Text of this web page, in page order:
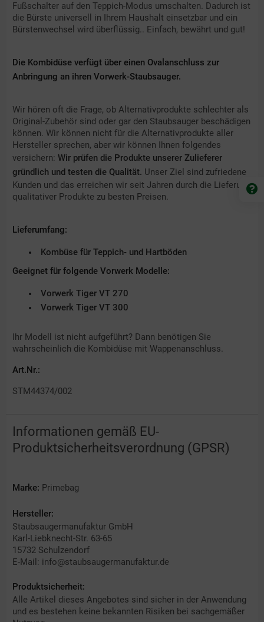
Fußschalter auf den Teppich-Modus umschalten. Dadurch ist
die Bürste universell in Ihrem Haushalt einsetzbar und ein
Bürstenwechsel wird überflüssig.. Einfach, bewährt und gut!
Die Kombidüse verfügt über einen Ovalanschluss zur
Anbringung an ihren Vorwerk-Staubsauger.
Wir hören oft die Frage, ob Alternativprodukte schlechter als
Original-Zubehör sind oder gar den Staubsauger beschädigen
können. Wir können nicht für die Alternativprodukte aller
Hersteller sprechen, aber wir können Ihnen folgendes
versichern: Wir prüfen die Produkte unserer Zulieferer
gründlich und testen die Qualität. Unser Ziel sind zufriedene
Kunden und das erreichen wir seit Jahren durch die Lieferung
qualitativer Produkte zu besten Preisen.
Lieferumfang:
Kombüse für Teppich- und Hartböden
Geeignet für folgende Vorwerk Modelle:
Vorwerk Tiger VT 270
Vorwerk Tiger VT 300
Ihr Modell ist nicht aufgeführt? Dann benötigen Sie
wahrscheinlich die Kombidüse mit Wappenanschluss.
Art.Nr.:
STM44374/002
Informationen gemäß EU-
Produktsicherheitsverordnung (GPSR)
Marke: Primebag
Hersteller:
Staubsaugermanufaktur GmbH
Karl-Liebknecht-Str. 63-65
15732 Schulzendorf
E-Mail: info@staubsaugermanufaktur.de
Produktsicherheit:
Alle Artikel dieses Angebotes sind sicher in der Anwendung
und es bestehen keine bekannten Risiken bei sachgemäßer